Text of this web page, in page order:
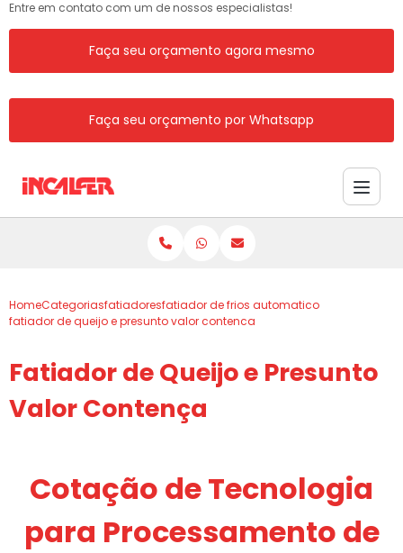
Entre em contato com um de nossos especialistas!
Faça seu orçamento agora mesmo
Faça seu orçamento por Whatsapp
HomeCategoriasfatiadoresfatiador de frios automatico
fatiador de queijo e presunto valor contenca
Fatiador de Queijo e Presunto
Valor Contença
Cotação de Tecnologia
para Processamento de